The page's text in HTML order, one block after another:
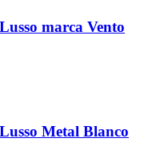
marca Vento
Metal Blanco